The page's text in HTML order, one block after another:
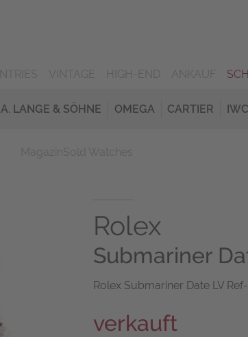
A. LANGE & SÖHNE OMEGA CARTIER IWC
Rolex
Submariner
Rolex Submariner Date LV
verkauft